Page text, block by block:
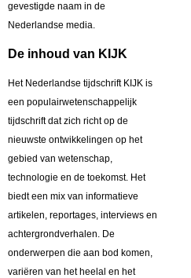
gevestigde naam in de
Nederlandse media.
De inhoud van KIJK
Het Nederlandse tijdschrift KIJK is
een populairwetenschappelijk
tijdschrift dat zich richt op de
nieuwste ontwikkelingen op het
gebied van wetenschap,
technologie en de toekomst. Het
biedt een mix van informatieve
artikelen, reportages, interviews en
achtergrondverhalen. De
onderwerpen die aan bod komen,
variëren van het heelal en het